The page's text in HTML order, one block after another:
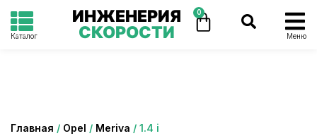
Каталог
ИНЖЕНЕРИЯ
СКОРОСТИ
0
Меню
Главная / Opel / Meriva / 1.4 i